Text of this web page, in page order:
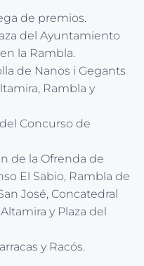
de premios.
del Ayuntamiento
la Rambla.
de Nanos i Gegants
Rambla y
Concurso de
de la Ofrenda de
El Sabio, Rambla de
José, Concatedral
y Plaza del
y Racós.